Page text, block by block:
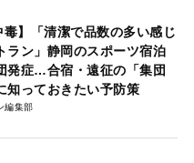
毒】「清潔で品数の多い感じ
ラン」静岡のスポーツ宿泊
発症…合宿・遠征の「集団
知っておきたい予防策
編集部